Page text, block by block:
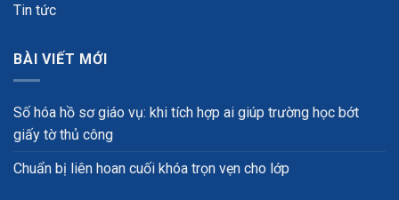
Tin tức
BÀI VIẾT MỚI
Số hóa hồ sơ giáo vụ: khi tích hợp ai giúp trường học bớt
giấy tờ thủ công
Chuẩn bị liên hoan cuối khóa trọn vẹn cho lớp